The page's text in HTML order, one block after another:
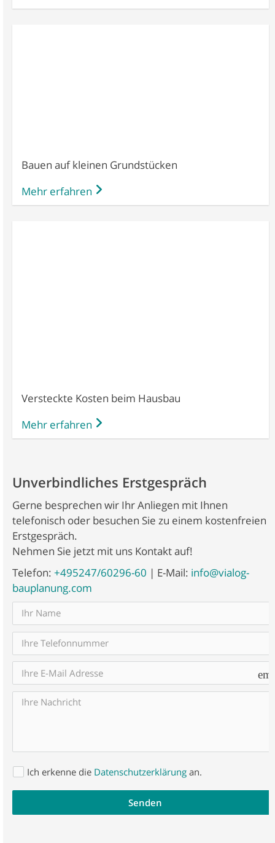
Bauen auf kleinen Grundstücken
Mehr erfahren
Versteckte Kosten beim Hausbau
Mehr erfahren
Unverbindliches Erstgespräch
Gerne besprechen wir Ihr Anliegen mit Ihnen
telefonisch oder besuchen Sie zu einem kostenfreien
Erstgespräch.
Nehmen Sie jetzt mit uns Kontakt auf!
Telefon: +495247/60296-60 | E-Mail: info@vialog-
bauplanung.com
Ich erkenne die Datenschutzerklärung an.
Senden